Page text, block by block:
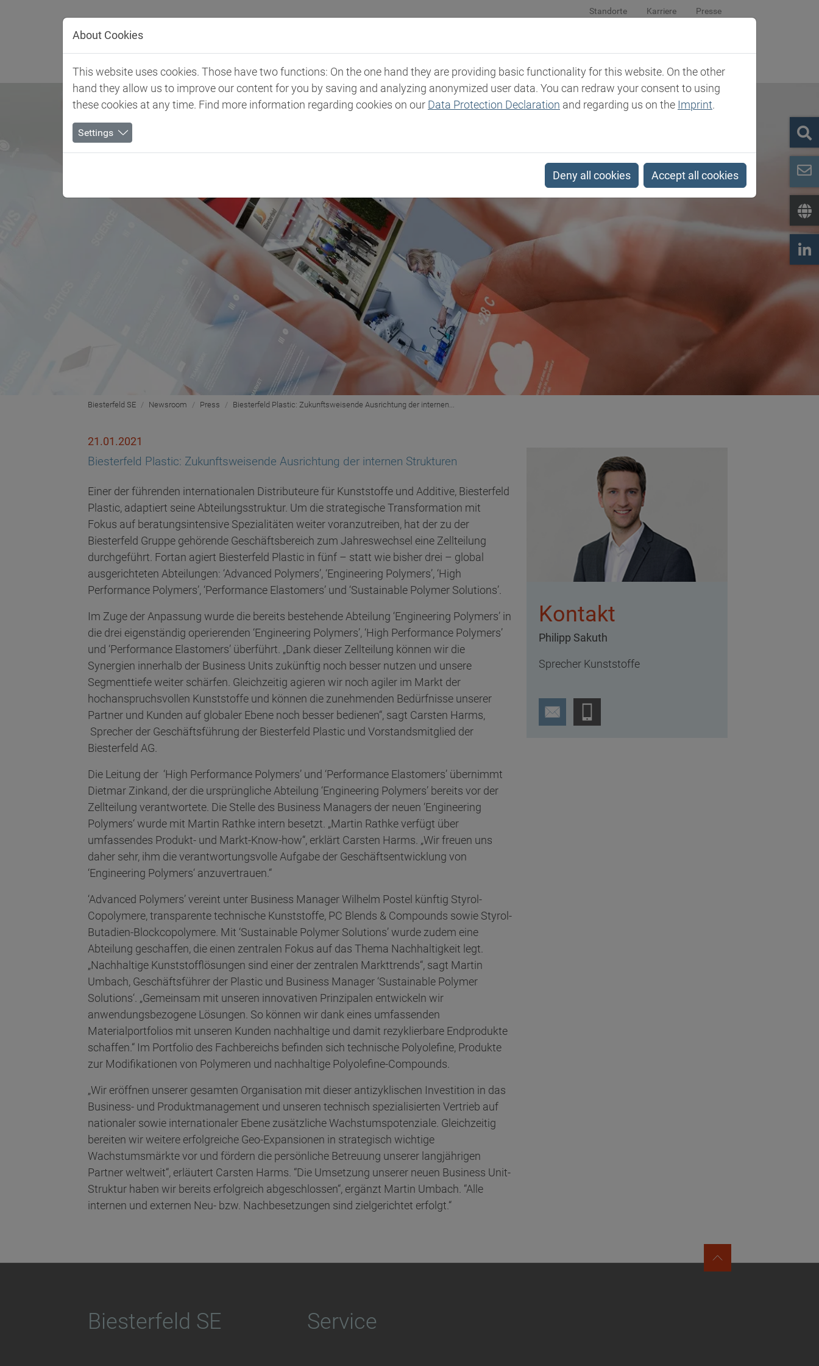
Standorte Karriere Presse
Kundenindustrien Märkte & Produkte Expertise Newsroom Unternehmen Kontakt
Biesterfeld SE Newsroom Press Biesterfeld Plastic: Zukunftsweisende Ausrichtung der internen...
21.01.2021
Biesterfeld Plastic: Zukunftsweisende Ausrichtung der internen Strukturen
Einer der führenden internationalen Distributeure für Kunststoffe und Additive, Biesterfeld
Plastic, adaptiert seine Abteilungsstruktur. Um die strategische Transformation mit
Fokus auf beratungsintensive Spezialitäten weiter voranzutreiben, hat der zu der
Biesterfeld Gruppe gehörende Geschäftsbereich zum Jahreswechsel eine Zellteilung
durchgeführt. Fortan agiert Biesterfeld Plastic in fünf – statt wie bisher drei – global
ausgerichteten Abteilungen: ‘Advanced Polymers’, ‘Engineering Polymers’, ‘High
Performance Polymers’, ‘Performance Elastomers’ und ‘Sustainable Polymer Solutions’.
Im Zuge der Anpassung wurde die bereits bestehende Abteilung ‘Engineering Polymers’ in
die drei eigenständig operierenden ‘Engineering Polymers’, ‘High Performance Polymers’
und ‘Performance Elastomers’ überführt. „Dank dieser Zellteilung können wir die
Synergien innerhalb der Business Units zukünftig noch besser nutzen und unsere
Segmenttiefe weiter schärfen. Gleichzeitig agieren wir noch agiler im Markt der
hochanspruchsvollen Kunststoffe und können die zunehmenden Bedürfnisse unserer
Partner und Kunden auf globaler Ebene noch besser bedienen“, sagt Carsten Harms,
Sprecher der Geschäftsführung der Biesterfeld Plastic und Vorstandsmitglied der
Biesterfeld AG.
Die Leitung der ‘High Performance Polymers’ und ‘Performance Elastomers’ übernimmt
Dietmar Zinkand, der die ursprüngliche Abteilung ‘Engineering Polymers’ bereits vor der
Zellteilung verantwortete. Die Stelle des Business Managers der neuen ‘Engineering
Polymers‘ wurde mit Martin Rathke intern besetzt. „Martin Rathke verfügt über
umfassendes Produkt- und Markt-Know-how“, erklärt Carsten Harms. „Wir freuen uns
daher sehr, ihm die verantwortungsvolle Aufgabe der Geschäftsentwicklung von
‘Engineering Polymers‘ anzuvertrauen.“
‘Advanced Polymers’ vereint unter Business Manager Wilhelm Postel künftig Styrol-
Copolymere, transparente technische Kunststoffe, PC Blends & Compounds sowie Styrol-
Butadien-Blockcopolymere. Mit ‘Sustainable Polymer Solutions’ wurde zudem eine
Abteilung geschaffen, die einen zentralen Fokus auf das Thema Nachhaltigkeit legt.
„Nachhaltige Kunststofflösungen sind einer der zentralen Markttrends“, sagt Martin
Umbach, Geschäftsführer der Plastic und Business Manager ‘Sustainable Polymer
Solutions‘. „Gemeinsam mit unseren innovativen Prinzipalen entwickeln wir
anwendungsbezogene Lösungen. So können wir dank eines umfassenden
Materialportfolios mit unseren Kunden nachhaltige und damit rezyklierbare Endprodukte
schaffen.“ Im Portfolio des Fachbereichs befinden sich technische Polyolefine, Produkte
zur Modifikationen von Polymeren und nachhaltige Polyolefine-Compounds.
„Wir eröffnen unserer gesamten Organisation mit dieser antizyklischen Investition in das
Business- und Produktmanagement und unseren technisch spezialisierten Vertrieb auf
nationaler sowie internationaler Ebene zusätzliche Wachstumspotenziale. Gleichzeitig
bereiten wir weitere erfolgreiche Geo-Expansionen in strategisch wichtige
Wachstumsmärkte vor und fördern die persönliche Betreuung unserer langjährigen
Partner weltweit“, erläutert Carsten Harms. “Die Umsetzung unserer neuen Business Unit-
Struktur haben wir bereits erfolgreich abgeschlossen“, ergänzt Martin Umbach. “Alle
internen und externen Neu- bzw. Nachbesetzungen sind zielgerichtet erfolgt.“
Kontakt
Philipp Sakuth
Sprecher Kunststoffe
Biesterfeld SE Service
About Cookies
This website uses cookies. Those have two functions: On the one hand they are providing basic functionality for this website. On the other
hand they allow us to improve our content for you by saving and analyzing anonymized user data. You can redraw your consent to using
these cookies at any time. Find more information regarding cookies on our Data Protection Declaration and regarding us on the Imprint.
Settings
Deny all cookies Accept all cookies